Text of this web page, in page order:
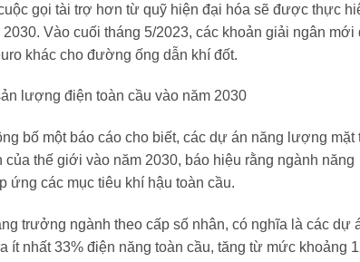
gọi tài trợ hơn từ quỹ hiện đại hóa sẽ được thực
Vào cuối tháng 5/2023, các khoản giải ngân mới
khác cho đường ống dẫn khí đốt.
lượng điện toàn cầu vào năm 2030
bố một báo cáo cho biết, các dự án năng lượng mặt
thế giới vào năm 2030, báo hiệu rằng ngành năng
ứng các mục tiêu khí hậu toàn cầu.
trưởng ngành theo cấp số nhân, có nghĩa là các dự
nhất 33% điện năng toàn cầu, tăng từ mức khoảng